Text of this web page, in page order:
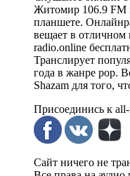
Житомир 106.9 FM
планшете.
вещает в отличном
radio.online
Транслирует
года в жанре pop.
Shazam для того,
Присоединись к
Сайт ничего не